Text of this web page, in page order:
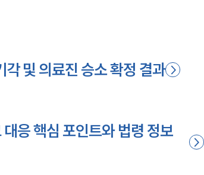
및 의료진 승소 확정 결과
응 핵심 포인트와 법령 정보